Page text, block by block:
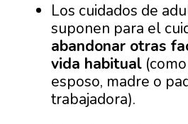
Los cuidados de
suponen para el
abandonar otras
vida habitual
esposo, madre o
trabajadora).